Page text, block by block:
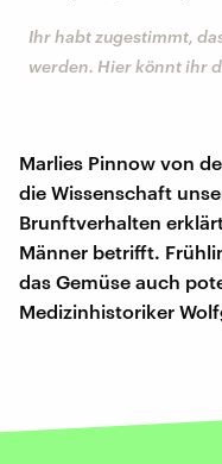
Ihr habt zugestimmt,
werden. Hier könnt ihr
Marlies Pinnow von
die Wissenschaft
Brunftverhalten
Männer betrifft.
das Gemüse auch
Medizinhistoriker